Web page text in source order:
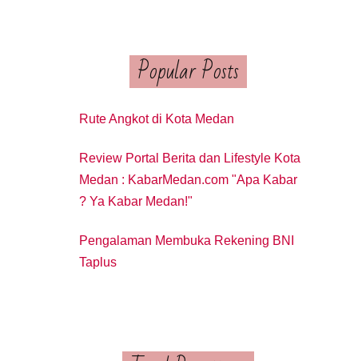
Popular Posts
Rute Angkot di Kota Medan
Review Portal Berita dan Lifestyle Kota
Medan : KabarMedan.com "Apa Kabar
? Ya Kabar Medan!"
Pengalaman Membuka Rekening BNI
Taplus